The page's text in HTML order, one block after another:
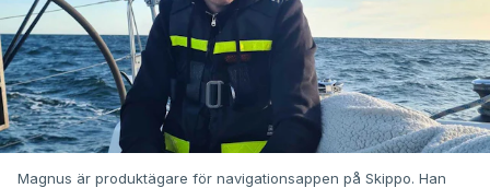
Magnus är produktägare för navigationsappen på Skippo. Han